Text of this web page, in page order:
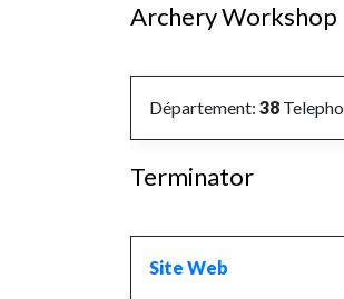
Archery Workshop
Département: 38
Terminator
Site Web